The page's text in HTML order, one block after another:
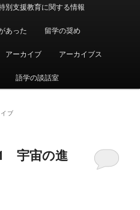
別支援教育に関する情報
あった 留学の奨め
アーカイブ アーカイブス
語学の談話室
ブ
宇宙の進